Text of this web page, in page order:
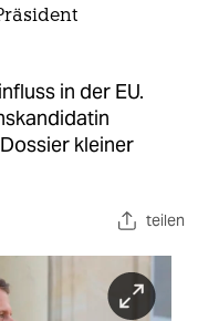
in der EU.
kleiner
teilen